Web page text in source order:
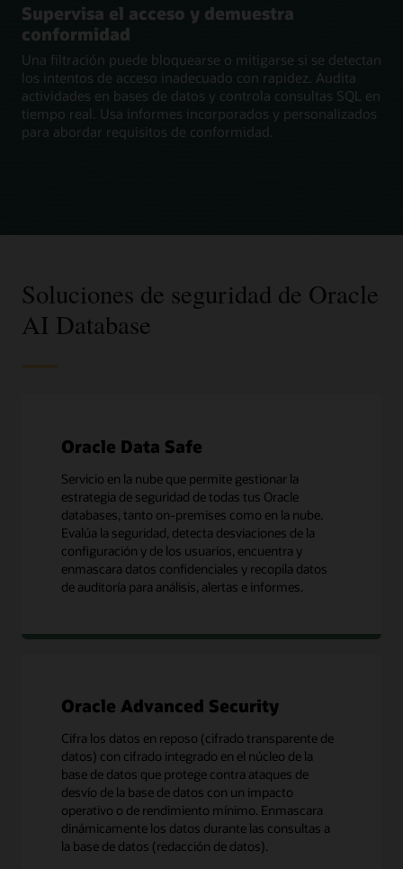
Supervisa el acceso y demuestra
conformidad
Una filtración puede bloquearse o mitigarse si se detectan
los intentos de acceso inadecuado con rapidez. Audita
actividades en bases de datos y controla consultas SQL en
tiempo real. Usa informes incorporados y personalizados
para abordar requisitos de conformidad.
Soluciones de seguridad de Oracle
AI Database
Oracle Data Safe
Servicio en la nube que permite gestionar la
estrategia de seguridad de todas tus Oracle
databases, tanto on-premises como en la nube.
Evalúa la seguridad, detecta desviaciones de la
configuración y de los usuarios, encuentra y
enmascara datos confidenciales y recopila datos
de auditoría para análisis, alertas e informes.
Oracle Advanced Security
Cifra los datos en reposo (cifrado transparente de
datos) con cifrado integrado en el núcleo de la
base de datos que protege contra ataques de
desvío de la base de datos con un impacto
operativo o de rendimiento mínimo. Enmascara
dinámicamente los datos durante las consultas a
la base de datos (redacción de datos).